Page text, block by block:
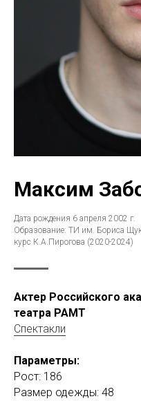
Максим
Дата рождения 6 апреля 2002 г.
Образование: ТИ им. Бориса
курс К.А.Пирогова (2020-2024)
Актер Российского
театра РАМТ
Спектакли
Параметры:
Рост: 186
Размер одежды: 48